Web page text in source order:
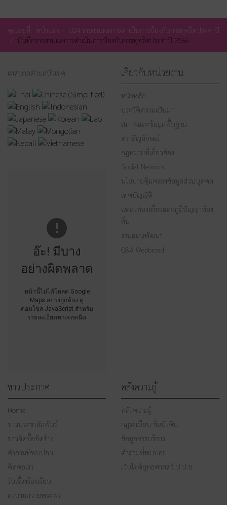
คุณอยู่ที่: หน้าแรก
O24 รายงานผลการดำเนินการป้องกันการทุจริตประจำปี
บันทึกรายงานผลการดำเนินการป้องกันการทุจริตประจำปี 2566
เทศบาลตำบลบัวเชด
อ๊ะ! มีบาง
อย่างผิดพลาด
หน้านี้ไม่ได้โหลด Google
Maps อย่างถูกต้อง ดู
คอนโซล JavaScript สำหรับ
รายละเอียดทางเทคนิค
เกี่ยวกับหน่วยงาน
หน้าหลัก
ประวัติความเป็นมา
สภาพและข้อมูลพื้นฐาน
ตราสัญลักษณ์
กฎหมายที่เกี่ยวข้อง
Social Network
นโยบายคุ้มครองข้อมูลส่วนบุคคล
เทศบัญญัติ
แหล่งท่องเที่ยวและภูมิปัญญาท้อง
ถิ่น
งานแผนพัฒนา
Q&A Webbroad
ข่าวประกาศ
Home
ข่าวประชาสัมพันธ์
ข่าวจัดซื้อจัดจ้าง
คำถามที่พบบ่อย
ติดต่อเรา
รับเรื่องร้องเรียน
ลงนามถวายพระพร
คลังความรู้
คลังความรู้
กฎระเบียบ ข้อบังคับ
ข้อมูลการบริการ
คำถามที่พบบ่อย
เว็บไซต์ยุทธศาสตร์ ป.ป.ช.